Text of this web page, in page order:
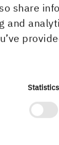
share
and
Statistics